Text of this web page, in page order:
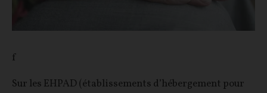
f
Sur les EHPAD (établissements d’hébergement pour